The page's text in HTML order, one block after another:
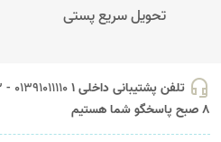
تحویل سریع پستی
headset_mic تلفن پشتیبانی داخلی 1 01391011110 - 09034646082
8 صبح پاسخگو شما هستیم